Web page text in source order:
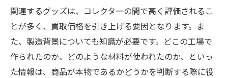
関連するグッズは、コレクターの間で高く評価されるこ
とが多く、買取価格を引き上げる要因となります。ま
た、製造背景についても知識が必要です。どこの工場で
作られたのか、どのような材料が使われたのか、といっ
た情報は、商品が本物であるかどうかを判断する際に役